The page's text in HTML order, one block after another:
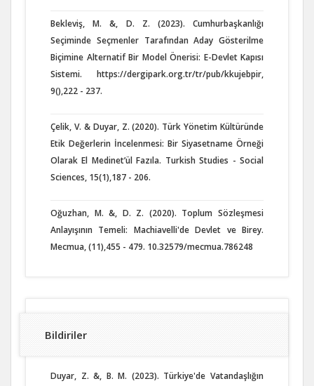
Bekleviş, M. &, D. Z. (2023). Cumhurbaşkanlığı
Seçiminde Seçmenler Tarafından Aday Gösterilme
Biçimine Alternatif Bir Model Önerisi: E-Devlet Kapısı
Sistemi. https://dergipark.org.tr/tr/pub/kkujebpir,
9(),222 - 237.
Çelik, V. & Duyar, Z. (2020). Türk Yönetim Kültüründe
Etik Değerlerin İncelenmesi: Bir Siyasetname Örneği
Olarak El Medinet’ül Fazıla. Turkish Studies - Social
Sciences, 15(1),187 - 206.
Oğuzhan, M. &, D. Z. (2020). Toplum Sözleşmesi
Anlayışının Temeli: Machiavelli'de Devlet ve Birey.
Mecmua, (11),455 - 479. 10.32579/mecmua.786248
Bildiriler
Duyar, Z. &, B. M. (2023). Türkiye'de Vatandaşlığın